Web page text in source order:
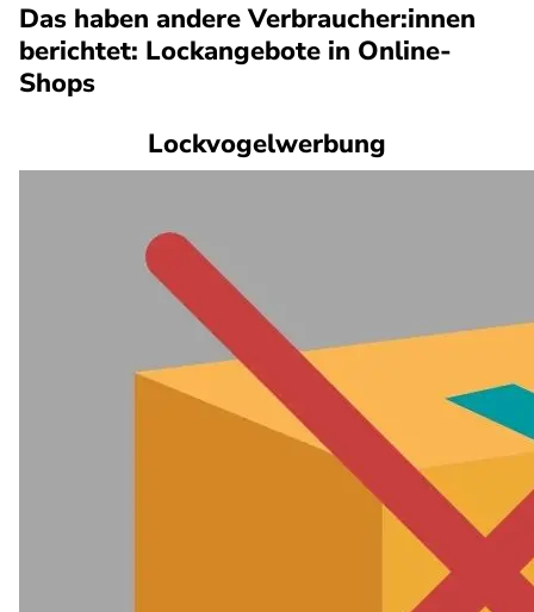
Das haben andere Verbraucher:innen
berichtet: Lockangebote in Online-
Shops
Lockvogelwerbung